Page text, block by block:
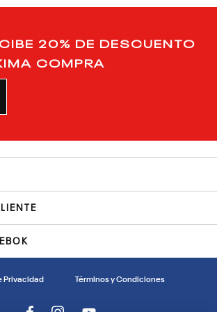
20% DE DESCUENTO
COMPRA
Privacidad Términos y Condiciones